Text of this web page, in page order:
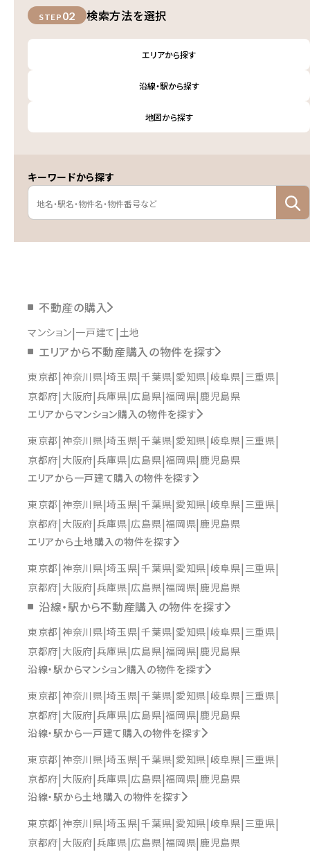
STEP 02 検索方法を選択
エリアから探す
沿線・駅から探す
地図から探す
キーワードから探す
不動産の購入
マンション 一戸建て 土地
エリアから不動産購入の物件を探す
東京都 神奈川県 埼玉県 千葉県 愛知県 岐阜県 三重県
京都府 大阪府 兵庫県 広島県 福岡県 鹿児島県
エリアからマンション購入の物件を探す
東京都 神奈川県 埼玉県 千葉県 愛知県 岐阜県 三重県
京都府 大阪府 兵庫県 広島県 福岡県 鹿児島県
エリアから一戸建て購入の物件を探す
東京都 神奈川県 埼玉県 千葉県 愛知県 岐阜県 三重県
京都府 大阪府 兵庫県 広島県 福岡県 鹿児島県
エリアから土地購入の物件を探す
東京都 神奈川県 埼玉県 千葉県 愛知県 岐阜県 三重県
京都府 大阪府 兵庫県 広島県 福岡県 鹿児島県
沿線・駅から不動産購入の物件を探す
東京都 神奈川県 埼玉県 千葉県 愛知県 岐阜県 三重県
京都府 大阪府 兵庫県 広島県 福岡県 鹿児島県
沿線・駅からマンション購入の物件を探す
東京都 神奈川県 埼玉県 千葉県 愛知県 岐阜県 三重県
京都府 大阪府 兵庫県 広島県 福岡県 鹿児島県
沿線・駅から一戸建て購入の物件を探す
東京都 神奈川県 埼玉県 千葉県 愛知県 岐阜県 三重県
京都府 大阪府 兵庫県 広島県 福岡県 鹿児島県
沿線・駅から土地購入の物件を探す
東京都 神奈川県 埼玉県 千葉県 愛知県 岐阜県 三重県
京都府 大阪府 兵庫県 広島県 福岡県 鹿児島県